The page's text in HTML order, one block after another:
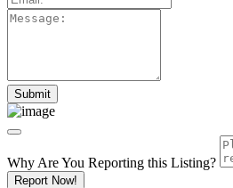
Why Are You Reporting this Listing?
Report Now!